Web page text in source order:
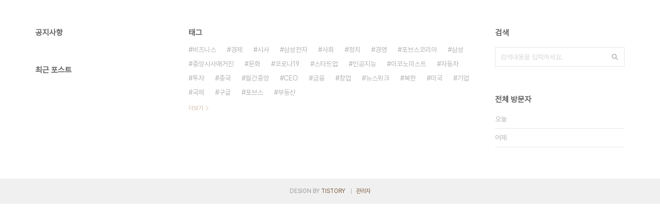
공지사항
최근 포스트
태그
비즈니스 경제 시사 삼성전자 사회 정치 경영 포브스코리아
삼성
중앙시사매거진
문화 코로나19 스타트업 인공지능 이코노미스트
자동차
투자
중국 월간중앙 CEO 금융 창업 뉴스위크 북한 미국
기업
국제
구글 포브스 부동산
더보기
검색
전체 방문자
오늘
어제
DESIGN BY TISTORY 관리자